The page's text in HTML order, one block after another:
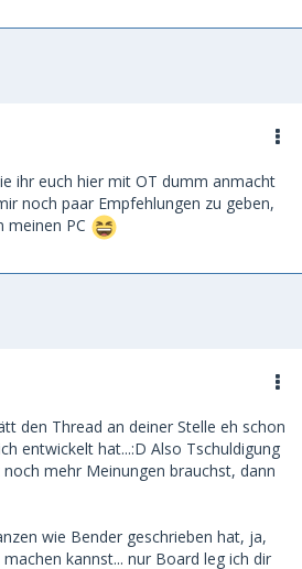
ihr euch hier mit OT dumm anmacht
noch paar Empfehlungen zu geben,
meinen PC
den Thread an deiner Stelle eh schon
entwickelt hat...:D Also Tschuldigung
mehr Meinungen brauchst, dann
wie Bender geschrieben hat, ja,
kannst... nur Board leg ich dir